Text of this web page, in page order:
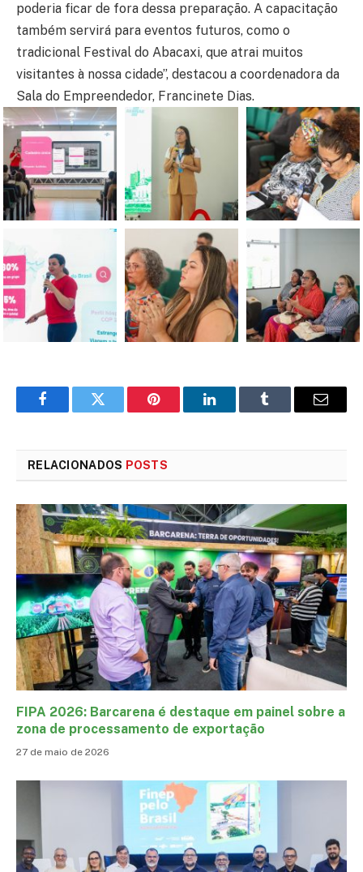
poderia ficar de fora dessa preparação. A capacitação
também servirá para eventos futuros, como o
tradicional Festival do Abacaxi, que atrai muitos
visitantes à nossa cidade”, destacou a coordenadora da
Sala do Empreendedor, Francinete Dias.
FacebookTwitter Pinterest LinkedInTumblr
E-
RELACIONADOS POSTS
FIPA 2026: Barcarena é destaque em painel sobre a
zona de processamento de exportação
27 de maio de 2026